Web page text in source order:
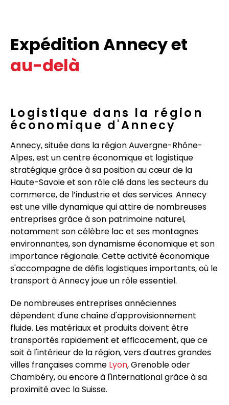
Expédition Annecy et
au-delà
Logistique dans la région
économique d'Annecy
Annecy, située dans la région Auvergne-Rhône-
Alpes, est un centre économique et logistique
stratégique grâce à sa position au cœur de la
Haute-Savoie et son rôle clé dans les secteurs du
commerce, de l’industrie et des services. Annecy
est une ville dynamique qui attire de nombreuses
entreprises grâce à son patrimoine naturel,
notamment son célèbre lac et ses montagnes
environnantes, son dynamisme économique et son
importance régionale. Cette activité économique
s'accompagne de défis logistiques importants, où le
transport à Annecy joue un rôle essentiel.
De nombreuses entreprises annéciennes
dépendent d'une chaîne d'approvisionnement
fluide. Les matériaux et produits doivent être
transportés rapidement et efficacement, que ce
soit à l'intérieur de la région, vers d'autres grandes
villes françaises comme Lyon, Grenoble oder
Chambéry, ou encore à l'international grâce à sa
proximité avec la Suisse.